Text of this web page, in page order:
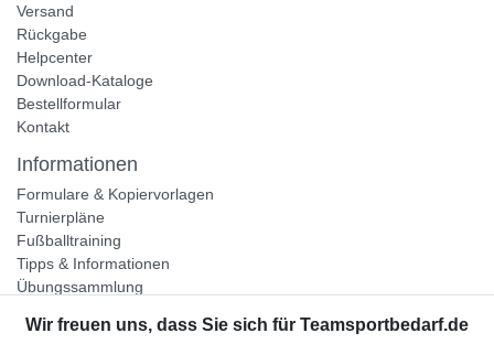
Versand
Rückgabe
Helpcenter
Download-Kataloge
Bestellformular
Kontakt
Informationen
Formulare & Kopiervorlagen
Turnierpläne
Fußballtraining
Tipps & Informationen
Übungssammlung
Unternehmen